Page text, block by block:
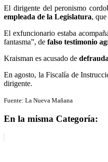
El dirigente del peronismo
empleada de la Legislatura,
El exfuncionario estaba
fantasma”, de falso testimonio
Kraisman es acusado de
En agosto, la Fiscalía de
dirigente.
Fuente: La Nueva Mañana
En la misma Categoría: